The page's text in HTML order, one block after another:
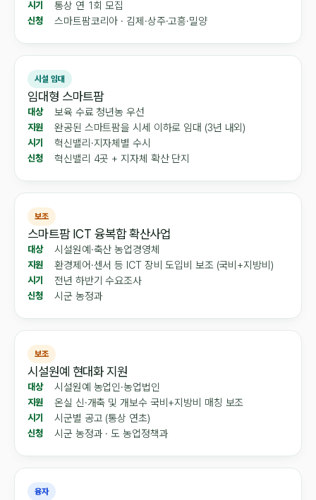
시기 통상 연 1회 모집
신청 스마트팜코리아 · 김제·상주·고흥·밀양
시설 임대
임대형 스마트팜
대상 보육 수료 청년농 우선
지원 완공된 스마트팜을 시세 이하로 임대 (3년 내외)
시기 혁신밸리·지자체별 수시
신청 혁신밸리 4곳 + 지자체 확산 단지
보조
스마트팜 ICT 융복합 확산사업
대상 시설원예·축산 농업경영체
지원 환경제어·센서 등 ICT 장비 도입비 보조 (국비+지방비)
시기 전년 하반기 수요조사
신청 시군 농정과
보조
시설원예 현대화 지원
대상 시설원예 농업인·농업법인
지원 온실 신·개축 및 개보수 국비+지방비 매칭 보조
시기 시군별 공고 (통상 연초)
신청 시군 농정과 · 도 농업정책과
융자